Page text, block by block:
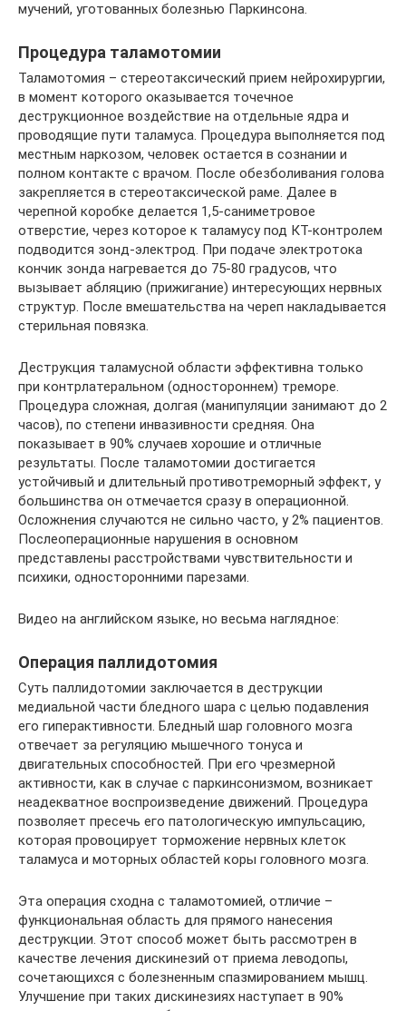
мучений, уготованных болезнью Паркинсона.
Процедура таламотомии
Таламотомия – стереотаксический прием нейрохирургии,
в момент которого оказывается точечное
деструкционное воздействие на отдельные ядра и
проводящие пути таламуса. Процедура выполняется под
местным наркозом, человек остается в сознании и
полном контакте с врачом. После обезболивания голова
закрепляется в стереотаксической раме. Далее в
черепной коробке делается 1,5-саниметровое
отверстие, через которое к таламусу под КТ-контролем
подводится зонд-электрод. При подаче электротока
кончик зонда нагревается до 75-80 градусов, что
вызывает абляцию (прижигание) интересующих нервных
структур. После вмешательства на череп накладывается
стерильная повязка.
Деструкция таламусной области эффективна только
при контрлатеральном (одностороннем) треморе.
Процедура сложная, долгая (манипуляции занимают до 2
часов), по степени инвазивности средняя. Она
показывает в 90% случаев хорошие и отличные
результаты. После таламотомии достигается
устойчивый и длительный противотреморный эффект, у
большинства он отмечается сразу в операционной.
Осложнения случаются не сильно часто, у 2% пациентов.
Послеоперационные нарушения в основном
представлены расстройствами чувствительности и
психики, односторонними парезами.
Видео на английском языке, но весьма наглядное:
Операция паллидотомия
Суть паллидотомии заключается в деструкции
медиальной части бледного шара с целью подавления
его гиперактивности. Бледный шар головного мозга
отвечает за регуляцию мышечного тонуса и
двигательных способностей. При его чрезмерной
активности, как в случае с паркинсонизмом, возникает
неадекватное воспроизведение движений. Процедура
позволяет пресечь его патологическую импульсацию,
которая провоцирует торможение нервных клеток
таламуса и моторных областей коры головного мозга.
Эта операция сходна с таламотомией, отличие –
функциональная область для прямого нанесения
деструкции. Этот способ может быть рассмотрен в
качестве лечения дискинезий от приема леводопы,
сочетающихся с болезненным спазмированием мышц.
Улучшение при таких дискинезиях наступает в 90%